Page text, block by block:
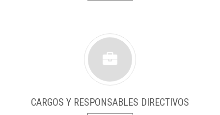
CARGOS Y RESPONSABLES DIRECTIVOS